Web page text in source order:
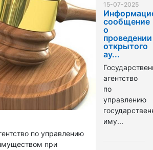
по управлению
при
15-07-2025
сообщение
о
проведении
открытого
ау...
агентство
по
управлению
иму...